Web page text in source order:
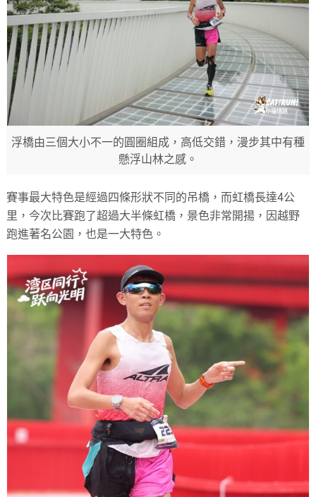
浮橋由三個大小不一的圓圈組成，高低交錯，漫步其中有種
懸浮山林之感。
賽事最大特色是經過四條形狀不同的吊橋，而虹橋長達4公
里，今次比賽跑了超過大半條虹橋，景色非常開揚，因越野
跑進著名公園，也是一大特色。